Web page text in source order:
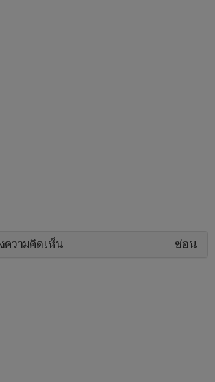
ความคิดเห็น ซ่อน